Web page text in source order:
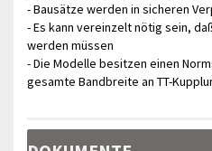
- Bausätze werden in sicheren
- Es kann vereinzelt nötig sein,
werden müssen
- Die Modelle besitzen einen
gesamte Bandbreite an TT-